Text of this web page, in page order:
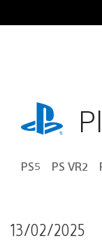
au
playstation.com
PS5 PS VR2
13/02/2025